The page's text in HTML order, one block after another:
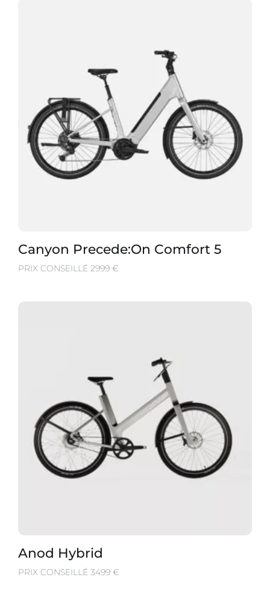
Canyon Precede:On Comfort 5
PRIX CONSEILLÉ 2999 €
Anod Hybrid
PRIX CONSEILLÉ 3499 €